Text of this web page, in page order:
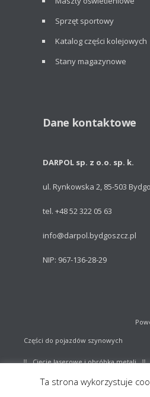
Sprzęt sportowy
Katalog części kolejowych
Stany magazynowe
Dane kontaktowe
DARPOL sp. z o.o. sp. k.
ul. Rynkowska 2, 85-503
tel. +48 52 322 05 63
info@darpol.bydgoszcz.pl
NIP: 967-136-28-29
Części do pojazdów szynowych
Cięcie laserowe i obróbka metali
Sprzęt sportowy Katalog części
Ta strona wykorzystuje